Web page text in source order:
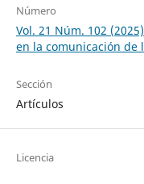
Número
Vol. 21 Núm. 102
en la comunicación de
Sección
Artículos
Licencia